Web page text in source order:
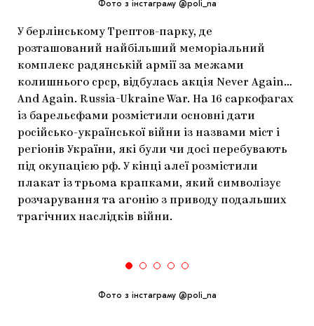
Фото з інстаграму @poli_na
У берлінському Трептов-парку, де
розташований найбільший меморіальний
комплекс радянській армії за межами
колишнього срср, відбулась акція Never Again…
And Again. Russia-Ukraine War. На 16 саркофагах
із барельєфами розмістили основні дати
російсько-української війни із назвами міст і
регіонів України, які були чи досі перебувають
під окупацією рф. У кінці алеї розмістили
плакат із трьома крапками, який символізує
розчарування та агонію з приводу подальших
трагічних наслідків війни.
Фото з інстаграму @poli_na